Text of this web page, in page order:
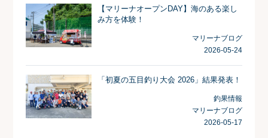
【マリーナオープンDAY】海のある楽し
み方を体験！
マリーナブログ
2026-05-24
「初夏の五目釣り大会 2026」結果発表！
釣果情報
マリーナブログ
2026-05-17